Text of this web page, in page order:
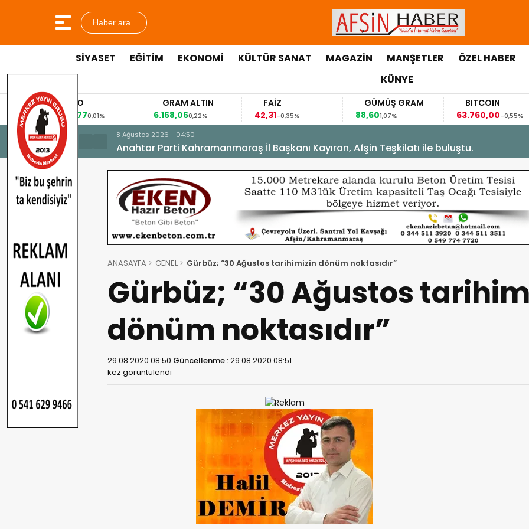
Haber ara...
SİYASET EĞİTİM EKONOMİ KÜLTÜR SANAT MAGAZİN MANŞETLER
ÖZEL HABER
KÜNYE
EURO
53,8477
0,01%
GRAM ALTIN
6.168,060,22%
FAİZ
42,31-0,35%
GÜMÜŞ GRAM
88,601,07%
BITCOIN
63.760,00-0,55%
8 Ağustos 2026 - 04:50
Anahtar Parti Kahramanmaraş İl Başkanı Kayıran, Afşin Teşkilatı ile buluştu.
ANASAYFA GENEL Gürbüz; “30 Ağustos tarihimizin dönüm noktasıdır”
Gürbüz; “30 Ağustos
dönüm noktasıdır”
29.08.2020 08:50 Güncellenme :29.08.2020 08:51
kez görüntülendi